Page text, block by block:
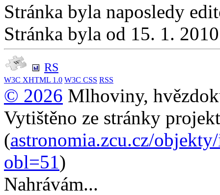
Stránka byla naposledy
Stránka byla od 15. 1.
RS
W3C XHTML 1.0 W3C CSS RSS
© 2026 Mlhoviny,
Vytištěno ze stránky
(astronomia.zcu.cz/
obl=51)
Nahrávám...